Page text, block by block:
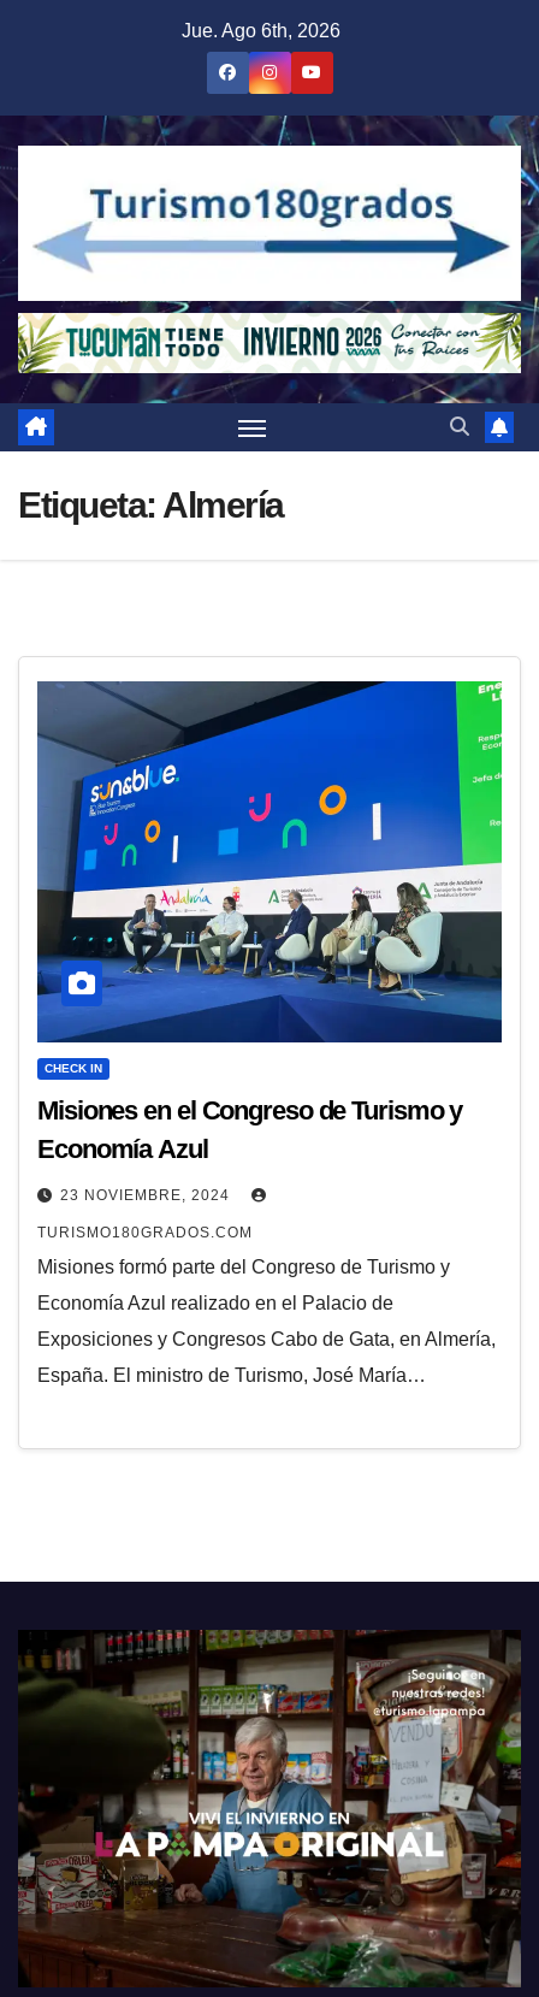
Jue. Ago 6th, 2026
Etiqueta: Almería
CHECK IN
Misiones en el Congreso de Turismo y
Economía Azul
23 NOVIEMBRE, 2024
TURISMO180GRADOS.COM
Misiones formó parte del Congreso de Turismo y
Economía Azul realizado en el Palacio de
Exposiciones y Congresos Cabo de Gata, en Almería,
España. El ministro de Turismo, José María…